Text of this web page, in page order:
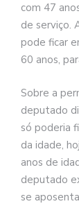
com 47
de serviço.
pode ficar
60 anos,
Sobre a
deputado
só poderia
da idade,
anos de
deputado
se